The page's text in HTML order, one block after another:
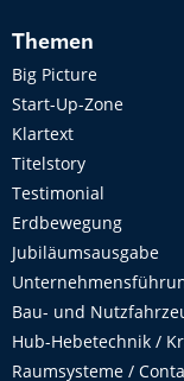
Themen
Big Picture
Start-Up-Zone
Klartext
Titelstory
Testimonial
Erdbewegung
Jubiläumsausgabe
Bau- und
Hub-Hebetechnik /
Raumsysteme /